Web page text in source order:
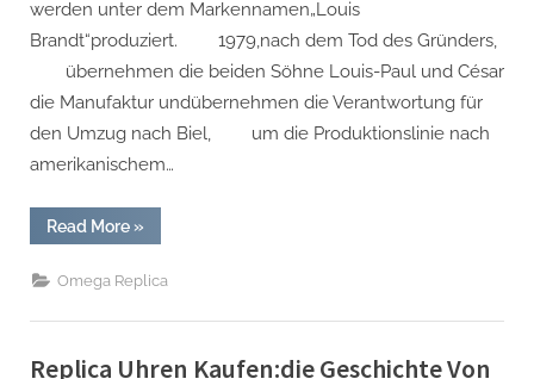
zur
Moonwatch
werden unter dem Markennamen„Louis
Brandt“produziert. 1979,nach dem Tod des Gründers,
übernehmen die beiden Söhne Louis-Paul und César
die Manufaktur undübernehmen die Verantwortung für
den Umzug nach Biel, um die Produktionslinie nach
amerikanischem…
Read More“Omega
Replica
Louis
Brandt
zur
»
Omega Replica
Replica Uhren Kaufen:die Geschichte Von